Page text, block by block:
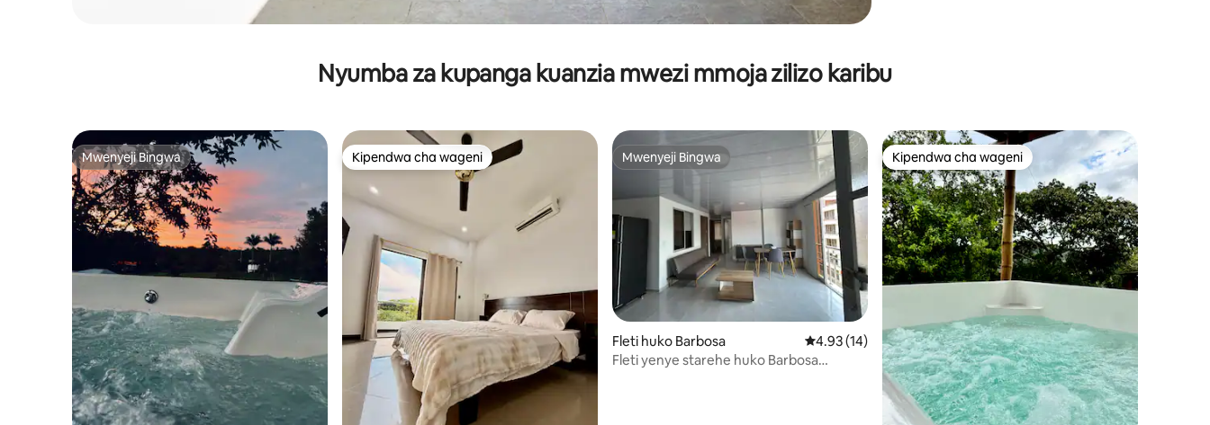
Nyumba za kupanga kuanzia mwezi mmoja zilizo karibu
Mwenyeji Bingwa
Mwenyeji Bingwa Kipendwa cha wageni
Kipendwa cha wageni Mwenyeji Bingwa
Mwenyeji Bingwa
Fleti huko Barbosa Ukadiriaji wa wastani wa 4.93 kati ya 5, tathmini 14
4.93 (14)
Fleti yenye starehe huko Barbosa
Kipendwa cha wageni
Kipendwa cha wageni